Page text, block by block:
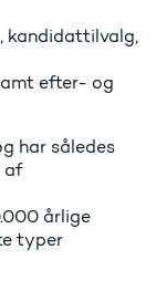
kandidattilvalg,
efter- og
har således
af
årlige
typer